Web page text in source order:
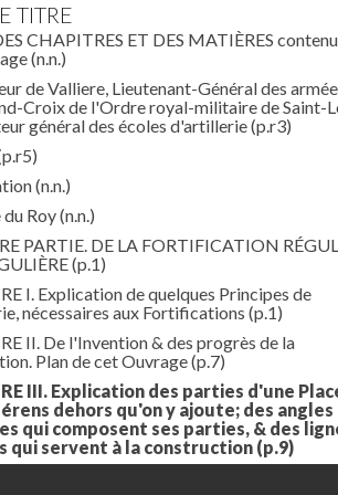
TITRE
CHAPITRES ET DES MATIÈRES
(n.n.)
de Valliere, Lieutenant-Général des
Croix de l'Ordre royal-militaire de Saint-
général des écoles d'artillerie(p.r3)
(n.n.)
Roy(n.n.)
PARTIE. DE LA FORTIFICATION
(p.1)
I. Explication de quelques Principes de
nécessaires aux Fortifications (p.1)
II. De l'Invention & des progrès de la
Plan de cet Ouvrage(p.7)
III. Explication des parties d'une
dehors qu'on y ajoute; des angles
qui composent ses parties, & des
qui servent à la construction (p.9)
& des angles qui composent les parties